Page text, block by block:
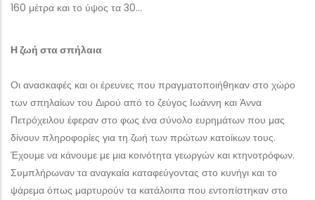
160 μέτρα και το ύψος τα 30…
Η ζωή στα σπήλαια
Οι ανασκαφές και οι έρευνες που πραγματοποιήθηκαν στο χώρο
των σπηλαίων του Διρού από το ζεύγος Ιωάννη και Άννα
Πετρόχειλου έφεραν στο φως ένα σύνολο ευρημάτων που μας
δίνουν πληροφορίες για τη ζωή των πρώτων κατοίκων τους.
Έχουμε να κάνουμε με μια κοινότητα γεωργών και κτηνοτρόφων.
Συμπλήρωναν τα αναγκαία καταφεύγοντας στο κυνήγι και το
ψάρεμα όπως μαρτυρούν τα κατάλοιπα που εντοπίστηκαν στο